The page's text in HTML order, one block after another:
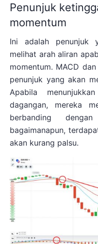
Penunjuk
momentum
Ini adalah penunjuk
melihat arah aliran
momentum. MACD
penunjuk yang akan
Apabila
dagangan, mereka
berbanding
bagaimanapun,
akan kurang palsu.